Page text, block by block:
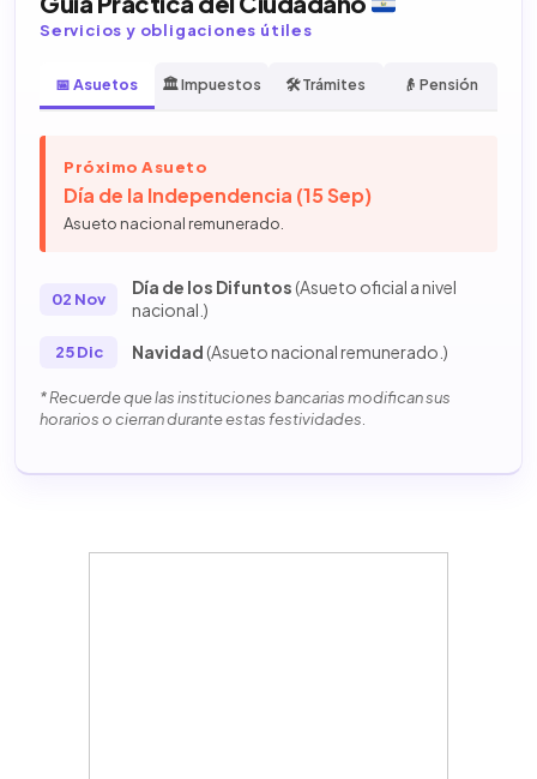
Servicios y obligaciones útiles
📅 Asuetos 🏛️ Impuestos 🛠️ Trámites 👴 Pensión
Próximo Asueto
Día de la Independencia (15 Sep)
Asueto nacional remunerado.
02 Nov
Día de los Difuntos(Asueto oficial a nivel
nacional.)
25 Dic Navidad(Asueto nacional remunerado.)
* Recuerde que las instituciones bancarias modifican sus
horarios o cierran durante estas festividades.